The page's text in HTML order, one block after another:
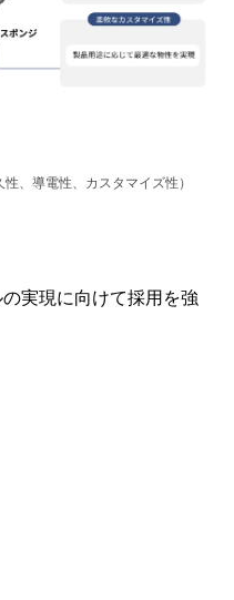
、導電性、カスタマイズ性）
実現に向けて採用を強